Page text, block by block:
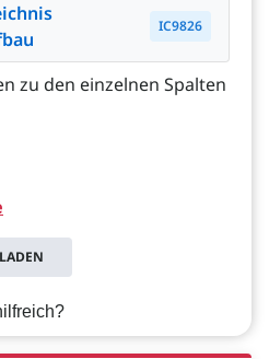
IC9826
zu den einzelnen Spalten